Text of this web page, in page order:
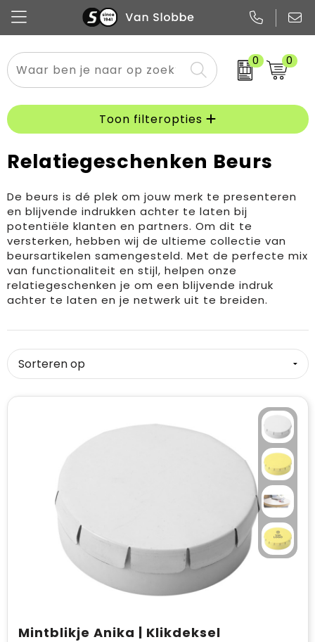
0 0
Alle categorieën
Pennen
Flessen
Mokken en bekers
Meest gekozen
Buitenkleding
Boodschappen- en draagtassen
Zakelijke tassenToon filteropties
Relatiegeschenken Beurs
De beurs is dé plek om jouw merk te presenteren
en blijvende indrukken achter te laten bij
potentiële klanten en partners. Om dit te
versterken, hebben wij de ultieme collectie van
beursartikelen samengesteld. Met de perfecte mix
van functionaliteit en stijl, helpen onze
relatiegeschenken je om een blijvende indruk
achter te laten en je netwerk uit te breiden.
Mintblikje Anika | Klikdeksel